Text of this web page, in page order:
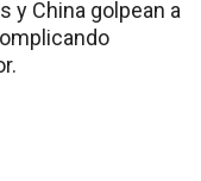
y China golpean a